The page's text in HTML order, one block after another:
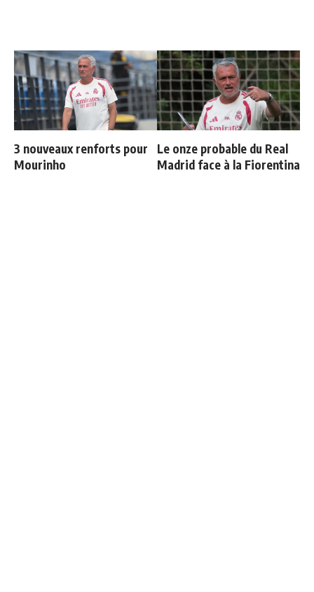
3 nouveaux renforts pour
Mourinho
Le onze probable du Real
Madrid face à la Fiorentina